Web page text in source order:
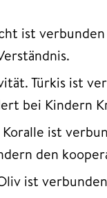
ist
Türkis ist
bei Kindern
ist
den
ist